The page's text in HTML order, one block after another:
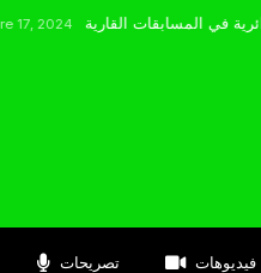
تصريحات فيديوهات